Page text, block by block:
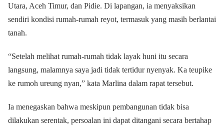
Utara, Aceh Timur, dan Pidie. Di lapangan, ia menyaksikan
sendiri kondisi rumah-rumah reyot, termasuk yang masih berlantai
tanah.
“Setelah melihat rumah-rumah tidak layak huni itu secara
langsung, malamnya saya jadi tidak tertidur nyenyak. Ka teupike
ke rumoh ureung nyan,” kata Marlina dalam rapat tersebut.
Ia menegaskan bahwa meskipun pembangunan tidak bisa
dilakukan serentak, persoalan ini dapat ditangani secara bertahap